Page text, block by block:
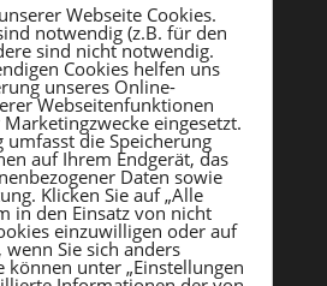
Rohrbach e. V.
∙ 69126 Heidelberg
- 0
Webseite Cookies.
notwendig (z.B. für den
sind nicht notwendig.
Cookies helfen uns
unseres Online-
Webseitenfunktionen
eingesetzt.
umfasst die Speicherung
auf Ihrem Endgerät, das
Daten sowie
Klicken Sie auf „Alle
in den Einsatz von nicht
einzuwilligen oder auf
wenn Sie sich anders
können unter „Einstellungen